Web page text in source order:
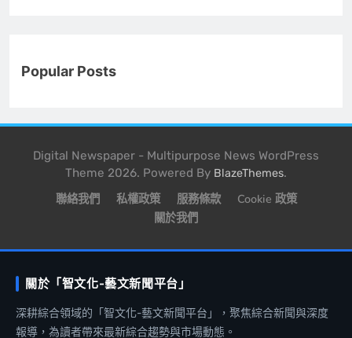
Popular Posts
Digital Newspaper - Multipurpose News WordPress
Theme 2026. Powered By BlazeThemes.
聯絡我們 私權政策 服務條款
Cookie 政策
關於我們
關於「智文化-藝文新聞平台」
深耕綜合領域的「智文化-藝文新聞平台」，聚焦綜合新聞與深度
報導，為讀者帶來最新綜合趨勢與市場動態。